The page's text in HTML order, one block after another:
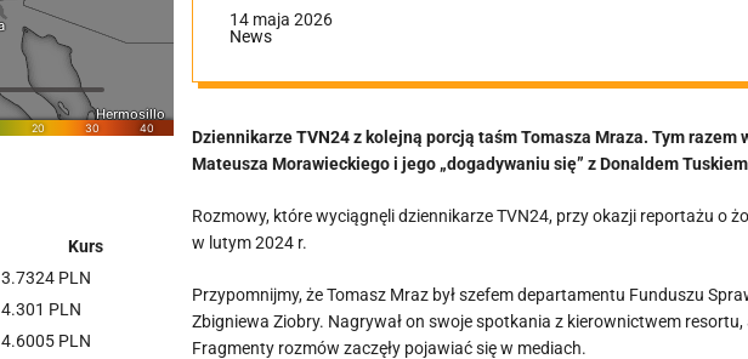
14 maja 2026
News
Dziennikarze TVN24 z kolejną porcją taśm Tomasza Mraza. Tym razem
Mateusza Morawieckiego i jego „dogadywaniu się” z Donaldem
Rozmowy, które wyciągnęli dziennikarze TVN24, przy okazji reportażu o
w lutym 2024 r.
Przypomnijmy, że Tomasz Mraz był szefem departamentu Funduszu
Zbigniewa Ziobry. Nagrywał on swoje spotkania z kierownictwem
Fragmenty rozmów zaczęły pojawiać się w mediach.
Kurs
3.7324 PLN
4.301 PLN
4.6005 PLN